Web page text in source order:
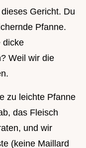
Gericht. Du
Pfanne.
dicke
Weil wir die
zu leichte Pfanne
das Fleisch
und wir
(keine Maillard